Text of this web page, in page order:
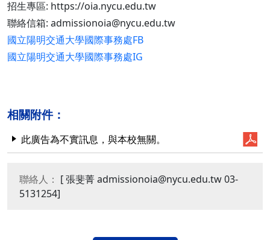
招生專區: https://oia.nycu.edu.tw
聯絡信箱: admissionoia@nycu.edu.tw
國立陽明交通大學國際事務處FB
國立陽明交通大學國際事務處IG
相關附件：
此廣告為不實訊息，與本校無關。
聯絡人： [ 張斐菁 admissionoia@nycu.edu.tw 03-
5131254]